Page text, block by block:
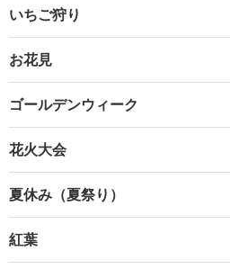
いちご狩り
お花見
ゴールデンウィーク
花火大会
夏休み（夏祭り）
紅葉